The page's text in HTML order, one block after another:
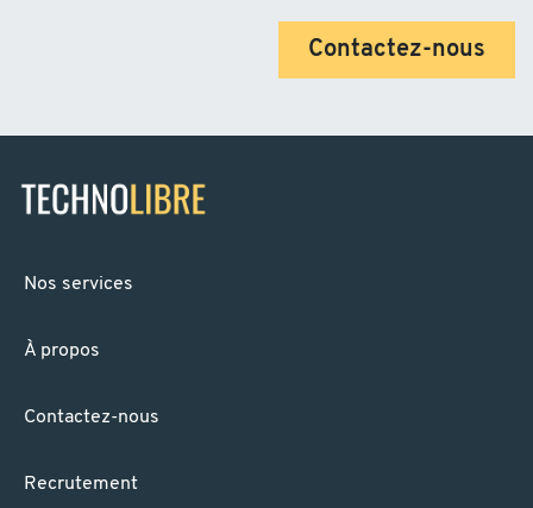
Contactez-nous
Nos services
À propos
Contactez-nous
Recrutement